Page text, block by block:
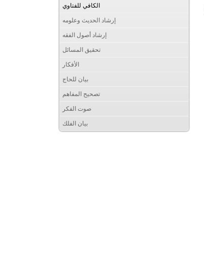
الكافي للفتاوي
إرشاد الحديث وعلومه
إرشاد أصول الفقه
تحقيق المسائل
الأفكار
بيان للحاج
تصحيح المفاهم
صوت الفكر
بيان الفلك